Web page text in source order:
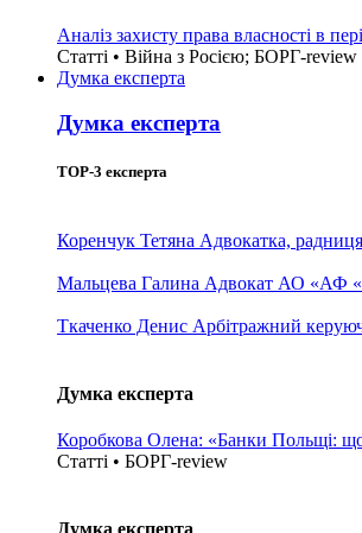
Аналіз захисту права власності в
Статті • Війна з Росією; БОРГ-review
Думка експерта
Думка експерта
TOP-3 експерта
Коренчук Тетяна Адвокатка,
Мальцева Галина Адвокат АО «АФ
Ткаченко Денис Арбітражний
Думка експерта
Коробкова Олена: «Банки Польщі:
Статті • БОРГ-review